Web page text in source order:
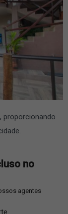
proporcionando
no
agentes